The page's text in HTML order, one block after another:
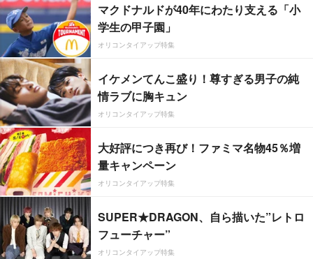
マクドナルドが40年にわたり支える「小
学生の甲子園」
オリコンタイアップ特集
イケメンてんこ盛り！尊すぎる男子の純
情ラブに胸キュン
オリコンタイアップ特集
大好評につき再び！ファミマ名物45％増
量キャンペーン
オリコンタイアップ特集
SUPER★DRAGON、自ら描いた”レトロ
フューチャー”
オリコンタイアップ特集